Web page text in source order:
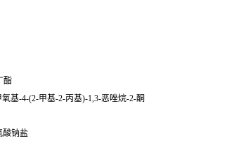
酯
氧基-4-(2-甲基-2-丙基)-1,3-恶唑烷-2-酮
酸钠盐